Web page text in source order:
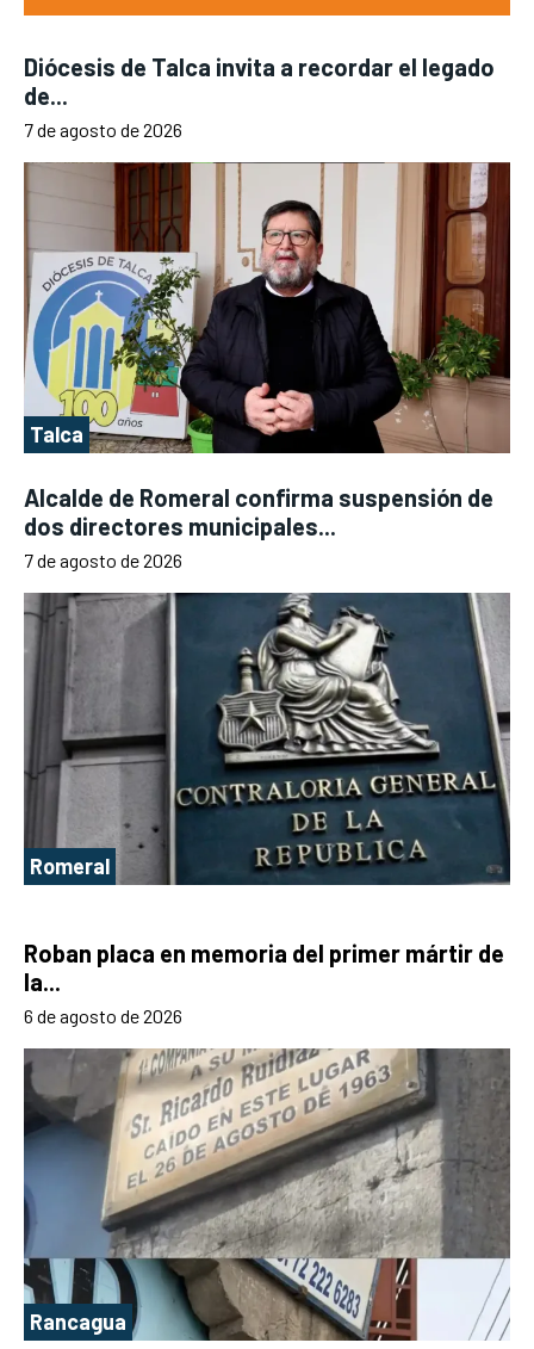
Diócesis de Talca invita a recordar el legado
de...
7 de agosto de 2026
Talca
Alcalde de Romeral confirma suspensión de
dos directores municipales...
7 de agosto de 2026
Romeral
Roban placa en memoria del primer mártir de
la...
6 de agosto de 2026
Rancagua